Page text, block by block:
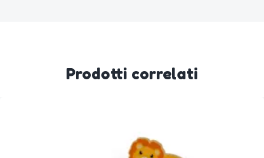
Prodotti correlati